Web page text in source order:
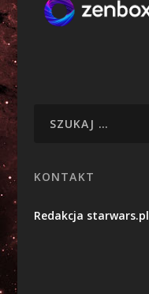
KONTAKT
Redakcja starwars.pl